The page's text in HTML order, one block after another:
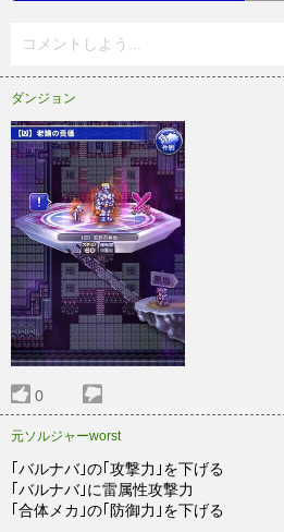
コメントしよう...
ダンジョン
0
元ソルジャーworst
｢バルナバ｣の｢攻撃力｣を下げる
｢バルナバ｣に雷属性攻撃力
｢合体メカ｣の｢防御力｣を下げる